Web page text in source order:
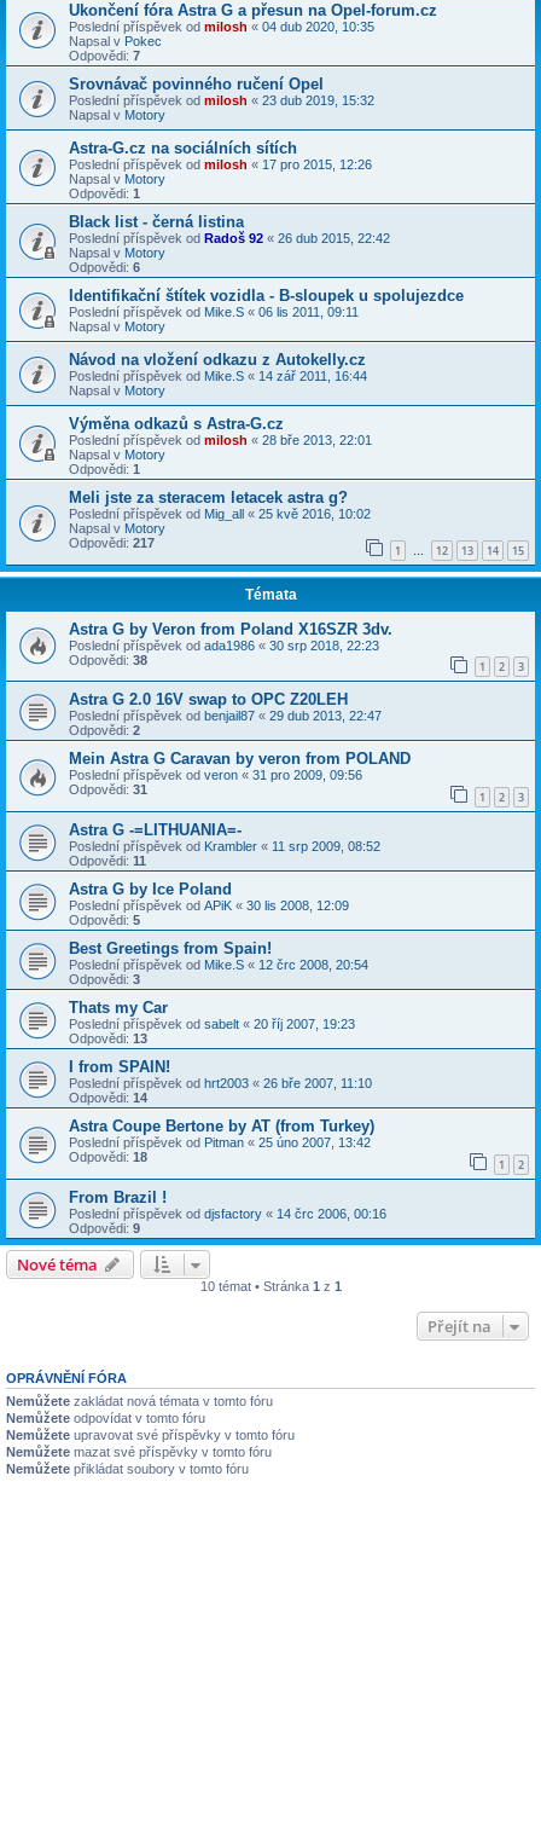
Ukončení fóra Astra G a přesun na Opel-forum.cz
Poslední příspěvek od milosh « 04 dub 2020, 10:35
Napsal v Pokec
Odpovědi: 7
Srovnávač povinného ručení Opel
Poslední příspěvek od milosh « 23 dub 2019, 15:32
Napsal v Motory
Astra-G.cz na sociálních sítích
Poslední příspěvek od milosh « 17 pro 2015, 12:26
Napsal v Motory
Odpovědi: 1
Black list - černá listina
Poslední příspěvek od Radoš 92 « 26 dub 2015, 22:42
Napsal v Motory
Odpovědi: 6
Identifikační štítek vozidla - B-sloupek u spolujezdce
Poslední příspěvek od Mike.S « 06 lis 2011, 09:11
Napsal v Motory
Návod na vložení odkazu z Autokelly.cz
Poslední příspěvek od Mike.S « 14 zář 2011, 16:44
Napsal v Motory
Výměna odkazů s Astra-G.cz
Poslední příspěvek od milosh « 28 bře 2013, 22:01
Napsal v Motory
Odpovědi: 1
Meli jste za steracem letacek astra g?
Poslední příspěvek od Mig_all « 25 kvě 2016, 10:02
Napsal v Motory
Odpovědi: 217 1 … 12 13 14 15
Témata
Astra G by Veron from Poland X16SZR 3dv.
Poslední příspěvek od ada1986 « 30 srp 2018, 22:23
Odpovědi: 38 1 2 3
Astra G 2.0 16V swap to OPC Z20LEH
Poslední příspěvek od benjail87 « 29 dub 2013, 22:47
Odpovědi: 2
Mein Astra G Caravan by veron from POLAND
Poslední příspěvek od veron « 31 pro 2009, 09:56
Odpovědi: 31 1 2 3
Astra G -=LITHUANIA=-
Poslední příspěvek od Krambler « 11 srp 2009, 08:52
Odpovědi: 11
Astra G by Ice Poland
Poslední příspěvek od APiK « 30 lis 2008, 12:09
Odpovědi: 5
Best Greetings from Spain!
Poslední příspěvek od Mike.S « 12 črc 2008, 20:54
Odpovědi: 3
Thats my Car
Poslední příspěvek od sabelt « 20 říj 2007, 19:23
Odpovědi: 13
I from SPAIN!
Poslední příspěvek od hrt2003 « 26 bře 2007, 11:10
Odpovědi: 14
Astra Coupe Bertone by AT (from Turkey)
Poslední příspěvek od Pitman « 25 úno 2007, 13:42
Odpovědi: 18 1 2
From Brazil !
Poslední příspěvek od djsfactory « 14 črc 2006, 00:16
Odpovědi: 9
Nové téma
10 témat • Stránka 1 z 1
Přejít na
OPRÁVNĚNÍ FÓRA
Nemůžete zakládat nová témata v tomto fóru
Nemůžete odpovídat v tomto fóru
Nemůžete upravovat své příspěvky v tomto fóru
Nemůžete mazat své příspěvky v tomto fóru
Nemůžete přikládat soubory v tomto fóru